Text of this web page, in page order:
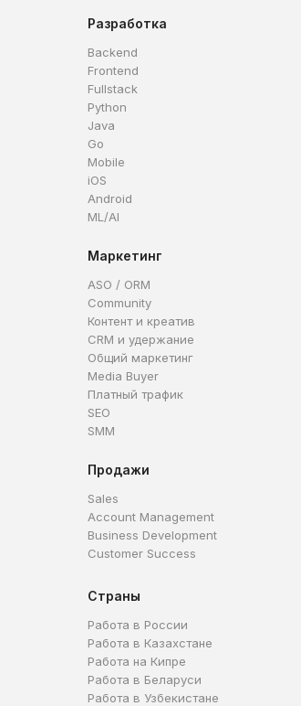
Разработка
Backend
Frontend
Fullstack
Python
Java
Go
Mobile
iOS
Android
ML/AI
Маркетинг
ASO / ORM
Community
Контент и креатив
CRM и удержание
Общий маркетинг
Media Buyer
Платный трафик
SEO
SMM
Продажи
Sales
Account Management
Business Development
Customer Success
Страны
Работа в России
Работа в Казахстане
Работа на Кипре
Работа в Беларуси
Работа в Узбекистане